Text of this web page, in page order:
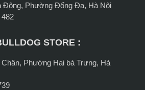
Đông, Phường Đống Đa, Hà Nội
482
STORE :
Chân, Phường Hai bà Trưng, Hà